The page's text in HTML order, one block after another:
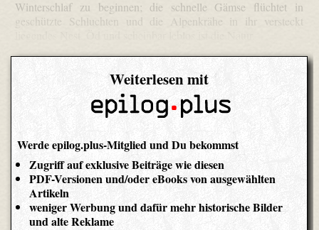
Winterschlaf zu beginnen; die schnelle Gämse flüchtet in
geschützte Schluchten und die Alpenkrähe in ihr versteckt
Weiterlesen mit
Werde epilog.plus-Mitglied und Du bekommst
Zugriff auf exklusive Beiträge wie diesen
PDF-Versionen und/oder eBooks von ausgewählten
Artikeln
weniger Werbung und dafür mehr historische Bilder
und alte Reklame